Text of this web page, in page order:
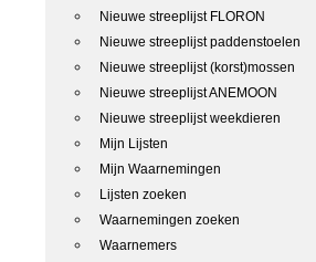
Nieuwe streeplijst FLORON
Nieuwe streeplijst paddenstoelen
Nieuwe streeplijst (korst)mossen
Nieuwe streeplijst ANEMOON
Nieuwe streeplijst weekdieren
Mijn Lijsten
Mijn Waarnemingen
Lijsten zoeken
Waarnemingen zoeken
Waarnemers